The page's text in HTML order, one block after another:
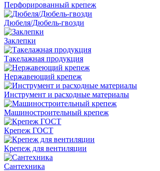
Перфорированный крепеж
Дюбеля/Дюбель-гвозди
Заклепки
Такелажная продукция
Нержавеющий крепеж
Инструмент и расходные материалы
Машиностроительный крепеж
Крепеж ГОСТ
Крепеж для вентиляции
Сантехника